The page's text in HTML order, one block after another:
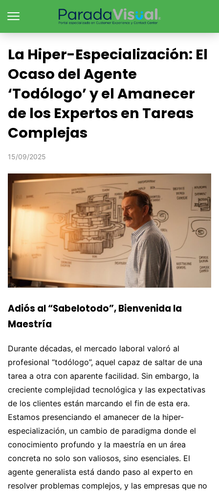
La Hiper-Especialización: El
Ocaso del Agente
‘Todólogo’ y el Amanecer
de los Expertos en Tareas
Complejas
15/09/2025
Adiós al “Sabelotodo”, Bienvenida la
Maestría
Durante décadas, el mercado laboral valoró al
profesional “todólogo”, aquel capaz de saltar de una
tarea a otra con aparente facilidad. Sin embargo, la
creciente complejidad tecnológica y las expectativas
de los clientes están marcando el fin de esta era.
Estamos presenciando el amanecer de la hiper-
especialización, un cambio de paradigma donde el
conocimiento profundo y la maestría en un área
concreta no solo son valiosos, sino esenciales. El
agente generalista está dando paso al experto en
resolver problemas complejos, y las empresas que no